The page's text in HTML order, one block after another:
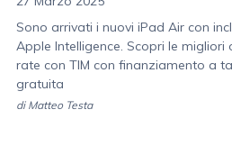
Sono arrivati i nuovi iPad Air con
Apple Intelligence. Scopri le
rate con TIM con finanziamento a
gratuita
di Matteo Testa